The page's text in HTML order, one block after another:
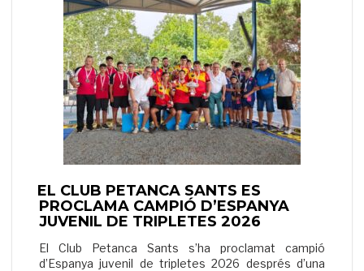
EL CLUB PETANCA SANTS ES
PROCLAMA CAMPIÓ D’ESPANYA
JUVENIL DE TRIPLETES 2026
El Club Petanca Sants s’ha proclamat campió
d’Espanya juvenil de tripletes 2026 després d’una